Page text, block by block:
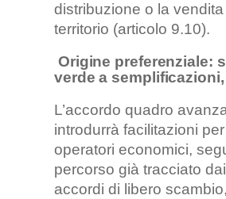
distribuzione o la
territorio (articolo 9.10).
Origine preferenziale:
verde a
L’accordo quadro
introdurrà facilitazioni
operatori economici,
percorso già tracciato
accordi di libero scambio,